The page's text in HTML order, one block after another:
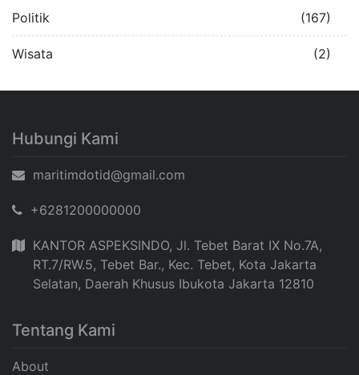
Politik (167)
Wisata (2)
Hubungi Kami
maritimdotid@gmail.com
+6281200000000
KANTOR ASPEKSINDO, Jl. Tebet Barat IX No.7A,
RT.7/RW.5, Tebet Bar., Kec. Tebet, Kota Jakarta
Selatan, Daerah Khusus Ibukota Jakarta 12810
Tentang Kami
About